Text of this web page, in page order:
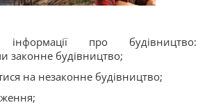
інформації про будівництво:
законне будівництво;
на незаконне будівництво;